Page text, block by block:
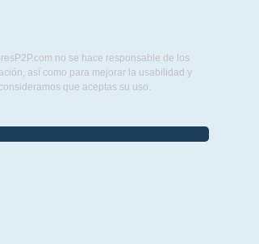
no se hace responsable de los
así como para mejorar la usabilidad y
que aceptas su uso.